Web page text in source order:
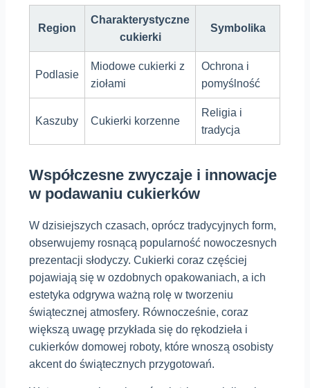
Region
Charakterystyczne
cukierki
Symbolika
Podlasie
Miodowe cukierki z
ziołami
Ochrona i
pomyślność
Kaszuby Cukierki korzenne
Religia i
tradycja
Współczesne zwyczaje i innowacje
w podawaniu cukierków
W dzisiejszych czasach, oprócz tradycyjnych form,
obserwujemy rosnącą popularność nowoczesnych
prezentacji słodyczy. Cukierki coraz częściej
pojawiają się w ozdobnych opakowaniach, a ich
estetyka odgrywa ważną rolę w tworzeniu
świątecznej atmosfery. Równocześnie, coraz
większą uwagę przykłada się do rękodzieła i
cukierków domowej roboty, które wnoszą osobisty
akcent do świątecznych przygotowań.